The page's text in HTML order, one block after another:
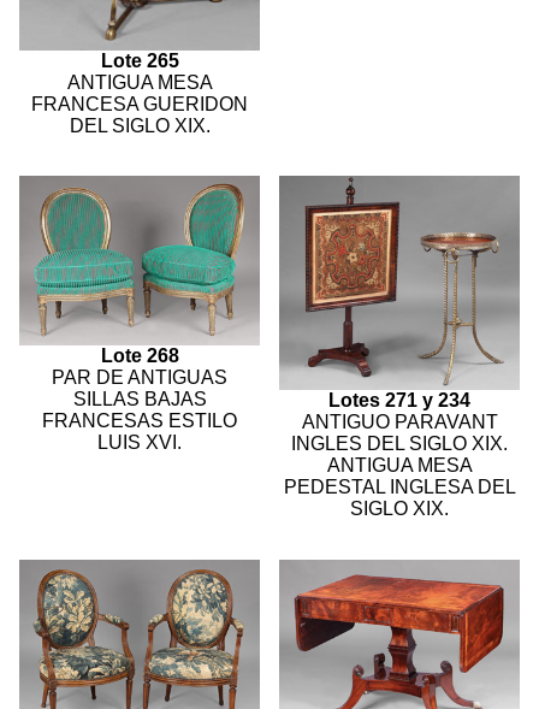
Lote 265
ANTIGUA MESA
FRANCESA GUERIDON
DEL SIGLO XIX.
Lote 268
PAR DE ANTIGUAS
SILLAS BAJAS
FRANCESAS ESTILO
LUIS XVI.
Lotes 271 y 234
ANTIGUO PARAVANT
INGLES DEL SIGLO XIX.
ANTIGUA MESA
PEDESTAL INGLESA DEL
SIGLO XIX.